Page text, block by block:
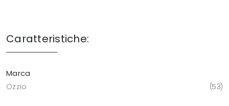
Caratteristiche:
Marca
Ozzio 53